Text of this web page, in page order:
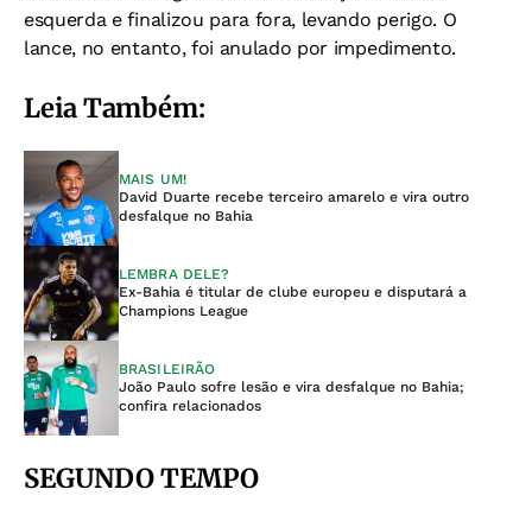
esquerda e finalizou para fora, levando perigo. O
lance, no entanto, foi anulado por impedimento.
Leia Também:
MAIS UM!
David Duarte recebe terceiro amarelo e vira outro
desfalque no Bahia
LEMBRA DELE?
Ex-Bahia é titular de clube europeu e disputará a
Champions League
BRASILEIRÃO
João Paulo sofre lesão e vira desfalque no Bahia;
confira relacionados
SEGUNDO TEMPO